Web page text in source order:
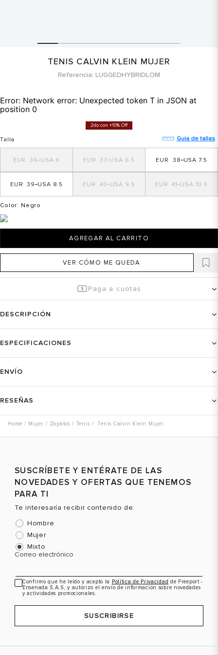
TENIS CALVIN KLEIN MUJER
Referencia LUGGEDHYBRIDLOM
Error: Network error: Unexpected token T in JSON at
position 0
2do con +10% Off
Talla Guia de tallas
6
36 6.5
37 7.5
38
8.5
39 9.5
40 10.5
41
Color: Negro
AGREGAR AL CARRITO
VER CÓMO ME QUEDA
Paga a cuotas
DESCRIPCIÓN
ESPECIFICACIONES
ENVÍO
RESEÑAS
Mujer Zapatos Tenis Tenis Calvin Klein Mujer
SUSCRÍBETE Y ENTÉRATE DE LAS
NOVEDADES Y OFERTAS QUE TENEMOS
PARA TI
Te interesaría recibir contenido de:
Hombre
Mujer
Mixto
Correo electrónico
Confirmo que he leído y acepto la Política de Privacidad de Freeport -
Ensenada S.A.S, y autorizo el envío de información sobre novedades
y actividades promocionales.
SUSCRIBIRSE